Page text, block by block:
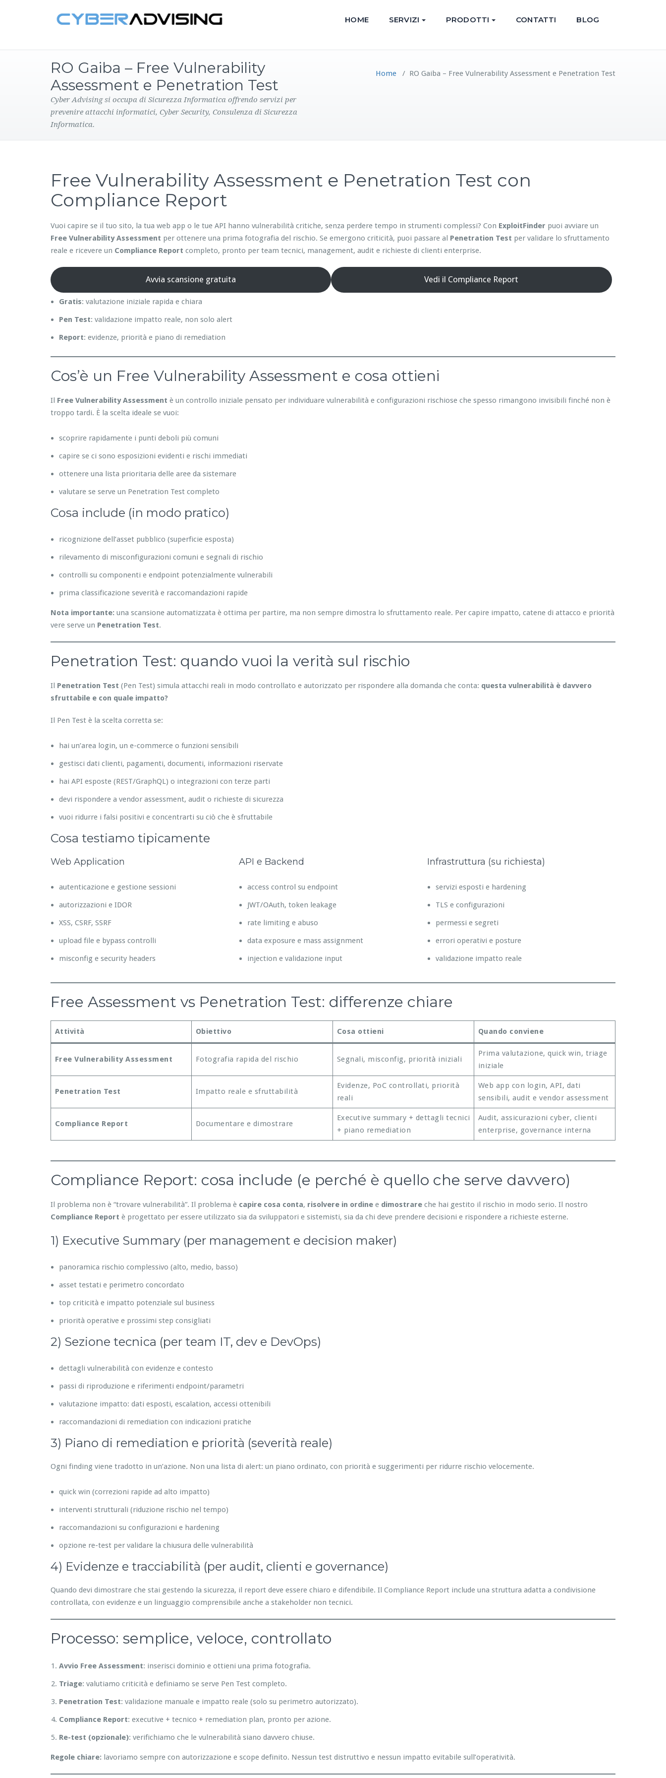
HOME SERVIZI PRODOTTI CONTATTI BLOG
RO Gaiba – Free Vulnerability
Assessment e Penetration Test
Cyber Advising si occupa di Sicurezza Informatica offrendo servizi per
prevenire attacchi informatici, Cyber Security, Consulenza di Sicurezza
Informatica.
Home / RO Gaiba – Free Vulnerability Assessment e Penetration Test
Free Vulnerability Assessment e Penetration Test con
Compliance Report
Vuoi capire se il tuo sito, la tua web app o le tue API hanno vulnerabilità critiche, senza perdere tempo in strumenti complessi? Con ExploitFinder puoi avviare un
Free Vulnerability Assessment per ottenere una prima fotografia del rischio. Se emergono criticità, puoi passare al Penetration Test per validare lo sfruttamento
reale e ricevere un Compliance Report completo, pronto per team tecnici, management, audit e richieste di clienti enterprise.
Avvia scansione gratuita Vedi il Compliance Report
Gratis: valutazione iniziale rapida e chiara
Pen Test: validazione impatto reale, non solo alert
Report: evidenze, priorità e piano di remediation
Cos’è un Free Vulnerability Assessment e cosa ottieni
Il Free Vulnerability Assessment è un controllo iniziale pensato per individuare vulnerabilità e configurazioni rischiose che spesso rimangono invisibili finché non è
troppo tardi. È la scelta ideale se vuoi:
scoprire rapidamente i punti deboli più comuni
capire se ci sono esposizioni evidenti e rischi immediati
ottenere una lista prioritaria delle aree da sistemare
valutare se serve un Penetration Test completo
Cosa include (in modo pratico)
ricognizione dell’asset pubblico (superficie esposta)
rilevamento di misconfigurazioni comuni e segnali di rischio
controlli su componenti e endpoint potenzialmente vulnerabili
prima classificazione severità e raccomandazioni rapide
Nota importante: una scansione automatizzata è ottima per partire, ma non sempre dimostra lo sfruttamento reale. Per capire impatto, catene di attacco e priorità
vere serve un Penetration Test.
Penetration Test: quando vuoi la verità sul rischio
Il Penetration Test (Pen Test) simula attacchi reali in modo controllato e autorizzato per rispondere alla domanda che conta: questa vulnerabilità è davvero
sfruttabile e con quale impatto?
Il Pen Test è la scelta corretta se:
hai un’area login, un e-commerce o funzioni sensibili
gestisci dati clienti, pagamenti, documenti, informazioni riservate
hai API esposte (REST/GraphQL) o integrazioni con terze parti
devi rispondere a vendor assessment, audit o richieste di sicurezza
vuoi ridurre i falsi positivi e concentrarti su ciò che è sfruttabile
Cosa testiamo tipicamente
Web Application
autenticazione e gestione sessioni
autorizzazioni e IDOR
XSS, CSRF, SSRF
upload file e bypass controlli
misconfig e security headers
API e Backend
access control su endpoint
JWT/OAuth, token leakage
rate limiting e abuso
data exposure e mass assignment
injection e validazione input
Infrastruttura (su richiesta)
servizi esposti e hardening
TLS e configurazioni
permessi e segreti
errori operativi e posture
validazione impatto reale
Free Assessment vs Penetration Test: differenze chiare
Attività Obiettivo Cosa ottieni Quando conviene
Free Vulnerability Assessment Fotografia rapida del rischio Segnali, misconfig, priorità iniziali
Prima valutazione, quick win, triage
iniziale
Penetration Test Impatto reale e sfruttabilità
Evidenze, PoC controllati, priorità
reali
Web app con login, API, dati
sensibili, audit e vendor assessment
Compliance Report Documentare e dimostrare
Executive summary + dettagli tecnici
+ piano remediation
Audit, assicurazioni cyber, clienti
enterprise, governance interna
Compliance Report: cosa include (e perché è quello che serve davvero)
Il problema non è “trovare vulnerabilità”. Il problema è capire cosa conta, risolvere in ordine e dimostrare che hai gestito il rischio in modo serio. Il nostro
Compliance Report è progettato per essere utilizzato sia da sviluppatori e sistemisti, sia da chi deve prendere decisioni e rispondere a richieste esterne.
1) Executive Summary (per management e decision maker)
panoramica rischio complessivo (alto, medio, basso)
asset testati e perimetro concordato
top criticità e impatto potenziale sul business
priorità operative e prossimi step consigliati
2) Sezione tecnica (per team IT, dev e DevOps)
dettagli vulnerabilità con evidenze e contesto
passi di riproduzione e riferimenti endpoint/parametri
valutazione impatto: dati esposti, escalation, accessi ottenibili
raccomandazioni di remediation con indicazioni pratiche
3) Piano di remediation e priorità (severità reale)
Ogni finding viene tradotto in un’azione. Non una lista di alert: un piano ordinato, con priorità e suggerimenti per ridurre rischio velocemente.
quick win (correzioni rapide ad alto impatto)
interventi strutturali (riduzione rischio nel tempo)
raccomandazioni su configurazioni e hardening
opzione re-test per validare la chiusura delle vulnerabilità
4) Evidenze e tracciabilità (per audit, clienti e governance)
Quando devi dimostrare che stai gestendo la sicurezza, il report deve essere chiaro e difendibile. Il Compliance Report include una struttura adatta a condivisione
controllata, con evidenze e un linguaggio comprensibile anche a stakeholder non tecnici.
Processo: semplice, veloce, controllato
Avvio Free Assessment: inserisci dominio e ottieni una prima fotografia.
Triage: valutiamo criticità e definiamo se serve Pen Test completo.
Penetration Test: validazione manuale e impatto reale (solo su perimetro autorizzato).
Compliance Report: executive + tecnico + remediation plan, pronto per azione.
Re-test (opzionale): verifichiamo che le vulnerabilità siano davvero chiuse.
Regole chiare: lavoriamo sempre con autorizzazione e scope definito. Nessun test distruttivo e nessun impatto evitabile sull’operatività.